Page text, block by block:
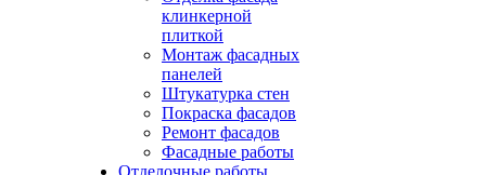
клинкерной
плиткой
Монтаж фасадных
панелей
Штукатурка стен
Покраска фасадов
Ремонт фасадов
Фасадные работы
Отделочные работы